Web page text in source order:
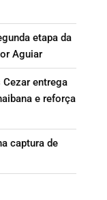
etapa da
Aguiar
Cezar entrega
e reforça
captura de